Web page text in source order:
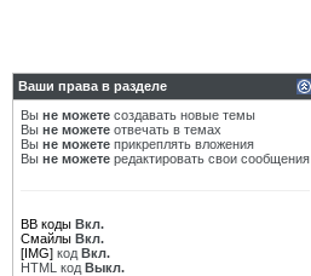
Ваши права в разделе
Вы не можете создавать новые темы
Вы не можете отвечать в темах
Вы не можете прикреплять вложения
Вы не можете редактировать свои сообщения
BB коды Вкл.
Смайлы Вкл.
[IMG] код Вкл.
HTML код Выкл.